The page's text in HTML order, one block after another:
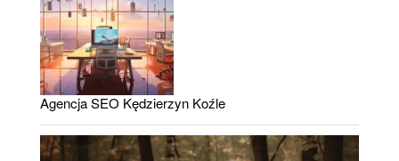
Agencja SEO Kędzierzyn Koźle